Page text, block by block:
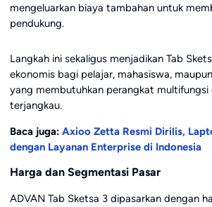
mengeluarkan biaya tambahan untuk
pendukung.
Langkah ini sekaligus menjadikan Tab
ekonomis bagi pelajar, mahasiswa,
yang membutuhkan perangkat multifungsi
terjangkau.
Baca juga: Axioo Zetta Resmi Dirilis,
dengan Layanan Enterprise di Indonesia
Harga dan Segmentasi Pasar
ADVAN Tab Sketsa 3 dipasarkan dengan